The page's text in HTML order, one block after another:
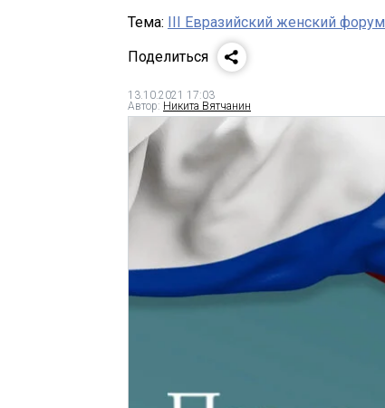
Тема: III Евразийский женский форум
Поделиться
13.10.2021 17:03
Автор: Никита Вятчанин